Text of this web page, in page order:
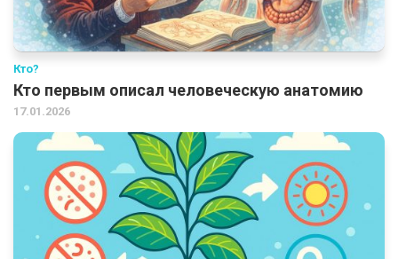
Кто?
Кто первым описал человеческую анатомию
17.01.2026